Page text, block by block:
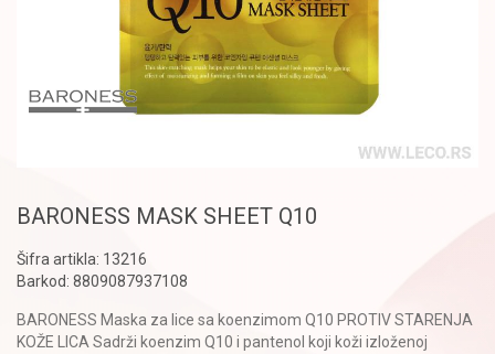
BARONESS MASK SHEET Q10
Šifra artikla: 13216
Barkod: 8809087937108
BARONESS Maska za lice sa koenzimom Q10 PROTIV STARENJA
KOŽE LICA Sadrži koenzim Q10 i pantenol koji koži izloženoj